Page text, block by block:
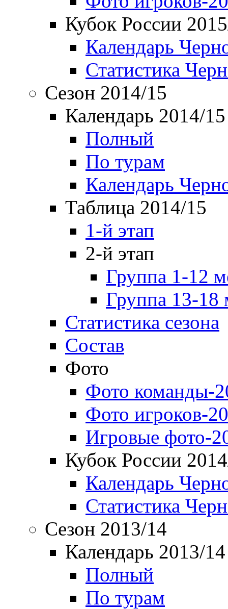
Кубок России
Календарь
Статистика
Сезон 2014/15
Календарь 2014/15
Полный
По турам
Календарь
Таблица 2014/15
1-й этап
2-й этап
Группа 1-12
Группа 13-18
Статистика сезона
Состав
Фото
Фото команды-
Фото игроков-
Игровые фото-
Кубок России
Календарь
Статистика
Сезон 2013/14
Календарь 2013/14
Полный
По турам